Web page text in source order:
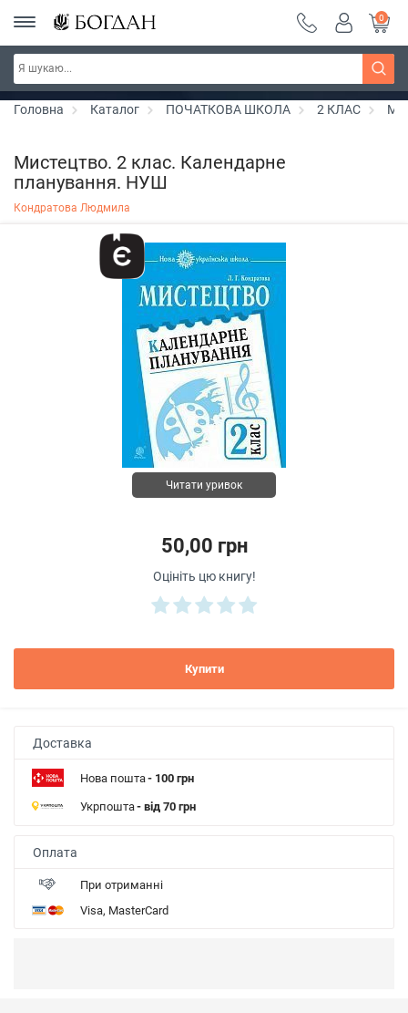
РОЗПРОДАЖ ~ 150 грн ~ 200 грн ~ 250 грн ~
300 грн ~ РОЗПРОДАЖ
Дізнатись більше
0
Головна Каталог ПОЧАТКОВА ШКОЛА 2 КЛАС
Мистецтво. 2 клас. Календарне
планування. НУШ
Кондратова Людмила
Читати уривок
50,00 грн
Оцініть цю книгу!
Купити
Доставка
Нова пошта- 100 грн
Укрпошта- від 70 грн
Оплата
При отриманні
Visa, MasterCard